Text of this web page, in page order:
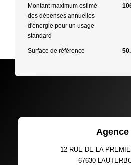
Montant maximum estimé
des dépenses annuelles
d'énergie pour un usage
standard
Surface de référence
Agence
12 RUE DE LA
67630